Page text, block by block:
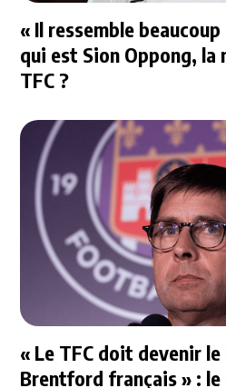
« Il ressemble
qui est Sion Oppong, la
TFC ?
« Le TFC doit devenir
Brentford français » :